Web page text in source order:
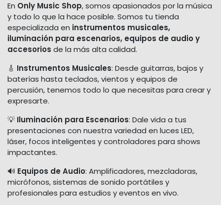
En Only Music Shop, somos apasionados por la música
y todo lo que la hace posible. Somos tu tienda
especializada en instrumentos musicales,
iluminación para escenarios, equipos de audio y
accesorios de la más alta calidad.
🎸 Instrumentos Musicales: Desde guitarras, bajos y
baterías hasta teclados, vientos y equipos de
percusión, tenemos todo lo que necesitas para crear y
expresarte.
💡 Iluminación para Escenarios: Dale vida a tus
presentaciones con nuestra variedad en luces LED,
láser, focos inteligentes y controladores para shows
impactantes.
🔊 Equipos de Audio: Amplificadores, mezcladoras,
micrófonos, sistemas de sonido portátiles y
profesionales para estudios y eventos en vivo.